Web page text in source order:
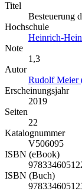
Titel
Besteuerung
Hochschule
Heinrich-
Note
1,3
Autor
Rudolf Meier
Erscheinungsjahr
2019
Seiten
22
Katalognummer
V506095
ISBN (eBook)
ISBN (Buch)